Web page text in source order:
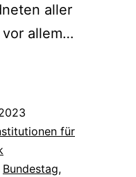
aller
vor allem…
für
Bundestag,